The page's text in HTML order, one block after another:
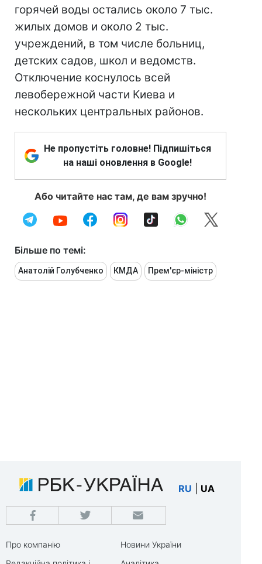
горячей воды остались около 7 тыс.
жилых домов и около 2 тыс.
учреждений, в том числе больниц,
детских садов, школ и ведомств.
Отключение коснулось всей
левобережной части Киева и
нескольких центральных районов.
Не пропустіть головне! Підпишіться
на наші оновлення в Google!
Або читайте нас там, де вам зручно!
Більше по темі:
Анатолій Голубченко КМДА Прем'єр-міністр
RU UA
Про компанію
Новини України